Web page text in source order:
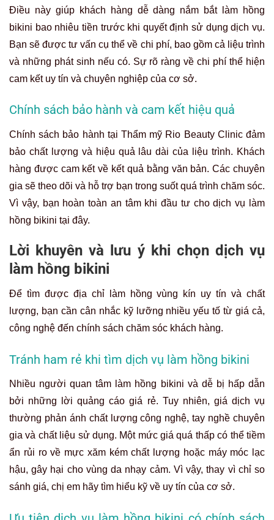
Điều này giúp khách hàng dễ dàng nắm bắt làm hồng
bikini bao nhiêu tiền trước khi quyết định sử dụng dịch vụ.
Bạn sẽ được tư vấn cụ thể về chi phí, bao gồm cả liệu trình
và những phát sinh nếu có. Sự rõ ràng về chi phí thể hiện
cam kết uy tín và chuyên nghiệp của cơ sở.
Chính sách bảo hành và cam kết hiệu quả
Chính sách bảo hành tại Thẩm mỹ Rio Beauty Clinic đảm
bảo chất lượng và hiệu quả lâu dài của liệu trình. Khách
hàng được cam kết về kết quả bằng văn bản. Các chuyên
gia sẽ theo dõi và hỗ trợ bạn trong suốt quá trình chăm sóc.
Vì vậy, bạn hoàn toàn an tâm khi đầu tư cho dịch vụ làm
hồng bikini tại đây.
Lời khuyên và lưu ý khi chọn dịch vụ
làm hồng bikini
Để tìm được địa chỉ làm hồng vùng kín uy tín và chất
lượng, bạn cần cân nhắc kỹ lưỡng nhiều yếu tố từ giá cả,
công nghệ đến chính sách chăm sóc khách hàng.
Tránh ham rẻ khi tìm dịch vụ làm hồng bikini
Nhiều người quan tâm làm hồng bikini và dễ bị hấp dẫn
bởi những lời quảng cáo giá rẻ. Tuy nhiên, giá dịch vụ
thường phản ánh chất lượng công nghệ, tay nghề chuyên
gia và chất liệu sử dụng. Một mức giá quá thấp có thể tiềm
ẩn rủi ro về mực xăm kém chất lượng hoặc máy móc lạc
hậu, gây hại cho vùng da nhạy cảm. Vì vậy, thay vì chỉ so
sánh giá, chị em hãy tìm hiểu kỹ về uy tín của cơ sở.